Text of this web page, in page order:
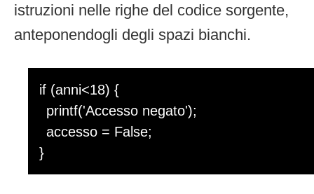
istruzioni nelle righe del codice sorgente,
anteponendogli degli spazi bianchi.
if (anni<18) {
printf('Accesso negato');
accesso = False;
}